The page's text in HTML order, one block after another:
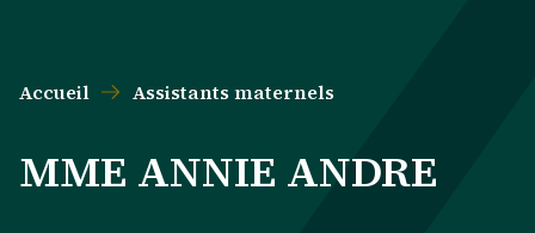
Accueil Assistants maternels
MME ANNIE ANDRE